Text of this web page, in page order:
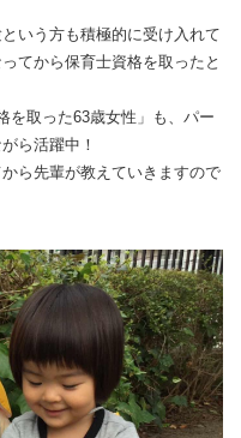
いう方も積極的に受け入れて
てから保育士資格を取ったと
を取った63歳女性」も、パー
ら活躍中！
ら先輩が教えていきますので